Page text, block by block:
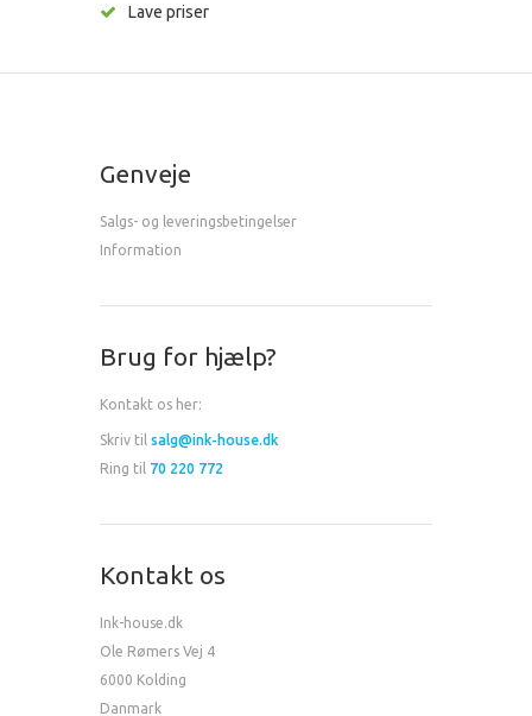
Lave priser
Genveje
Salgs- og leveringsbetingelser
Information
Brug for hjælp?
Kontakt os her:
Skriv til salg@ink-house.dk
Ring til 70 220 772
Kontakt os
Ink-house.dk
Ole Rømers Vej 4
6000 Kolding
Danmark